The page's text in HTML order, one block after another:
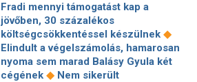
Fradi mennyi támogatást kap a
jövőben, 30 százalékos
költségcsökkentéssel készülnek ◆
Elindult a végelszámolás, hamarosan
nyoma sem marad Balásy Gyula két
cégének ◆ Nem sikerült